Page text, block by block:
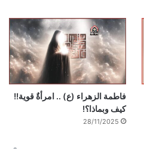
فاطمة الزهراء (ع) .. امرأةٌ قوية!!
كيف وبماذا؟!
28/11/2025